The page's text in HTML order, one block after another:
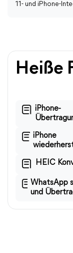
11- und iPhone-
Heiße
iPhone-
iPhone
HEIC
WhatsApp
und